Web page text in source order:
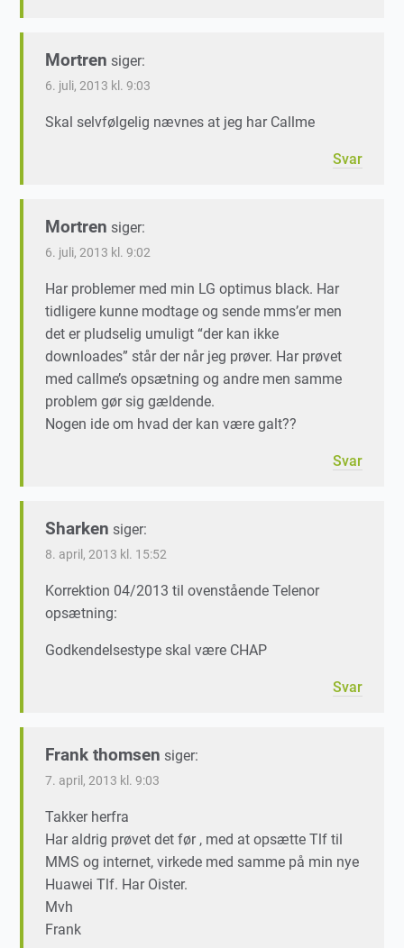
Mortren siger:
6. juli, 2013 kl. 9:03
Skal selvfølgelig nævnes at jeg har Callme
Svar
Mortren siger:
6. juli, 2013 kl. 9:02
Har problemer med min LG optimus black. Har
tidligere kunne modtage og sende mms’er men
det er pludselig umuligt “der kan ikke
downloades” står der når jeg prøver. Har prøvet
med callme’s opsætning og andre men samme
problem gør sig gældende.
Nogen ide om hvad der kan være galt??
Svar
Sharken siger:
8. april, 2013 kl. 15:52
Korrektion 04/2013 til ovenstående Telenor
opsætning:
Godkendelsestype skal være CHAP
Svar
Frank thomsen siger:
7. april, 2013 kl. 9:03
Takker herfra
Har aldrig prøvet det før , med at opsætte Tlf til
MMS og internet, virkede med samme på min nye
Huawei Tlf. Har Oister.
Mvh
Frank